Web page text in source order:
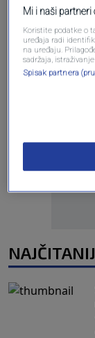
Mi i naši
Koristite podatke o
uređaja radi
na uređaju.
sadržaja,
Spisak partnera